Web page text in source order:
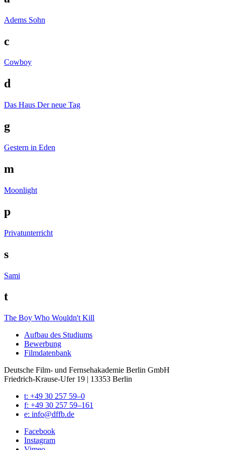
Adems Sohn
c
Cowboy
d
Das Haus Der neue Tag
g
Gestern in Eden
m
Moonlight
p
Privatunterricht
s
Sami
t
The Boy Who Wouldn't Kill
Auf­bau des Stu­di­ums
Bewer­bung
Film­da­ten­bank
Deutsche Film- und Fernseh­akademie Berlin GmbH
Friedrich-Krause-Ufer 19 | 13353 Berlin
t: +49 30 257 59–0
f: +49 30 257 59–161
e: info@​dffb.​de
Face­book
Insta­gram